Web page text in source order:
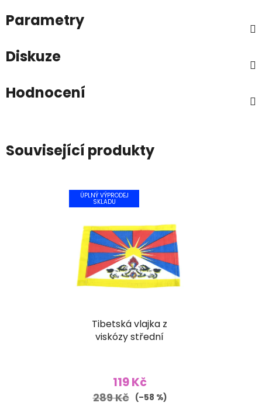
Parametry
Diskuze
Hodnocení
Související produkty
ÚPLNÝ VÝPRODEJ
SKLADU
Tibetská vlajka z
viskózy střední
119 Kč
289 Kč (–58 %)